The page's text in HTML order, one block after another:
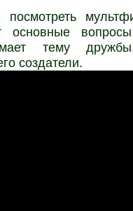
посмотреть
основные
тему
создатели.